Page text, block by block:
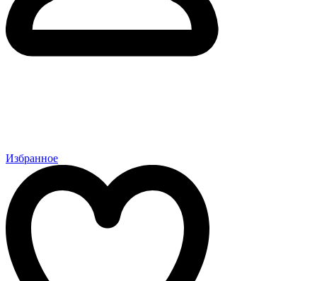
Избранное